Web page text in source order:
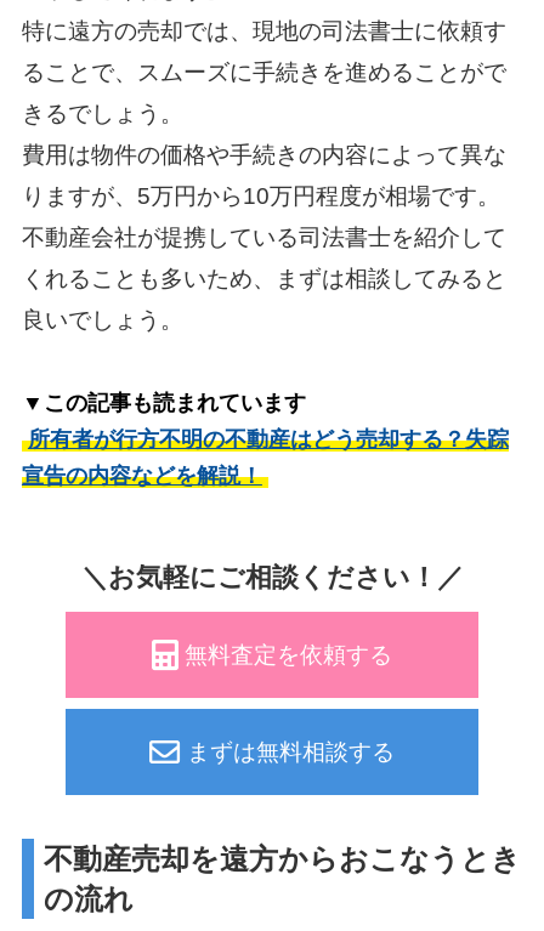
特に遠方の売却では、現地の司法書士に依頼す
ることで、スムーズに手続きを進めることがで
きるでしょう。
費用は物件の価格や手続きの内容によって異な
りますが、5万円から10万円程度が相場です。
不動産会社が提携している司法書士を紹介して
くれることも多いため、まずは相談してみると
良いでしょう。
▼この記事も読まれています
所有者が行方不明の不動産はどう売却する？失踪
宣告の内容などを解説！
＼お気軽にご相談ください！／
無料査定を依頼する
まずは無料相談する
不動産売却を遠方からおこなうとき
の流れ